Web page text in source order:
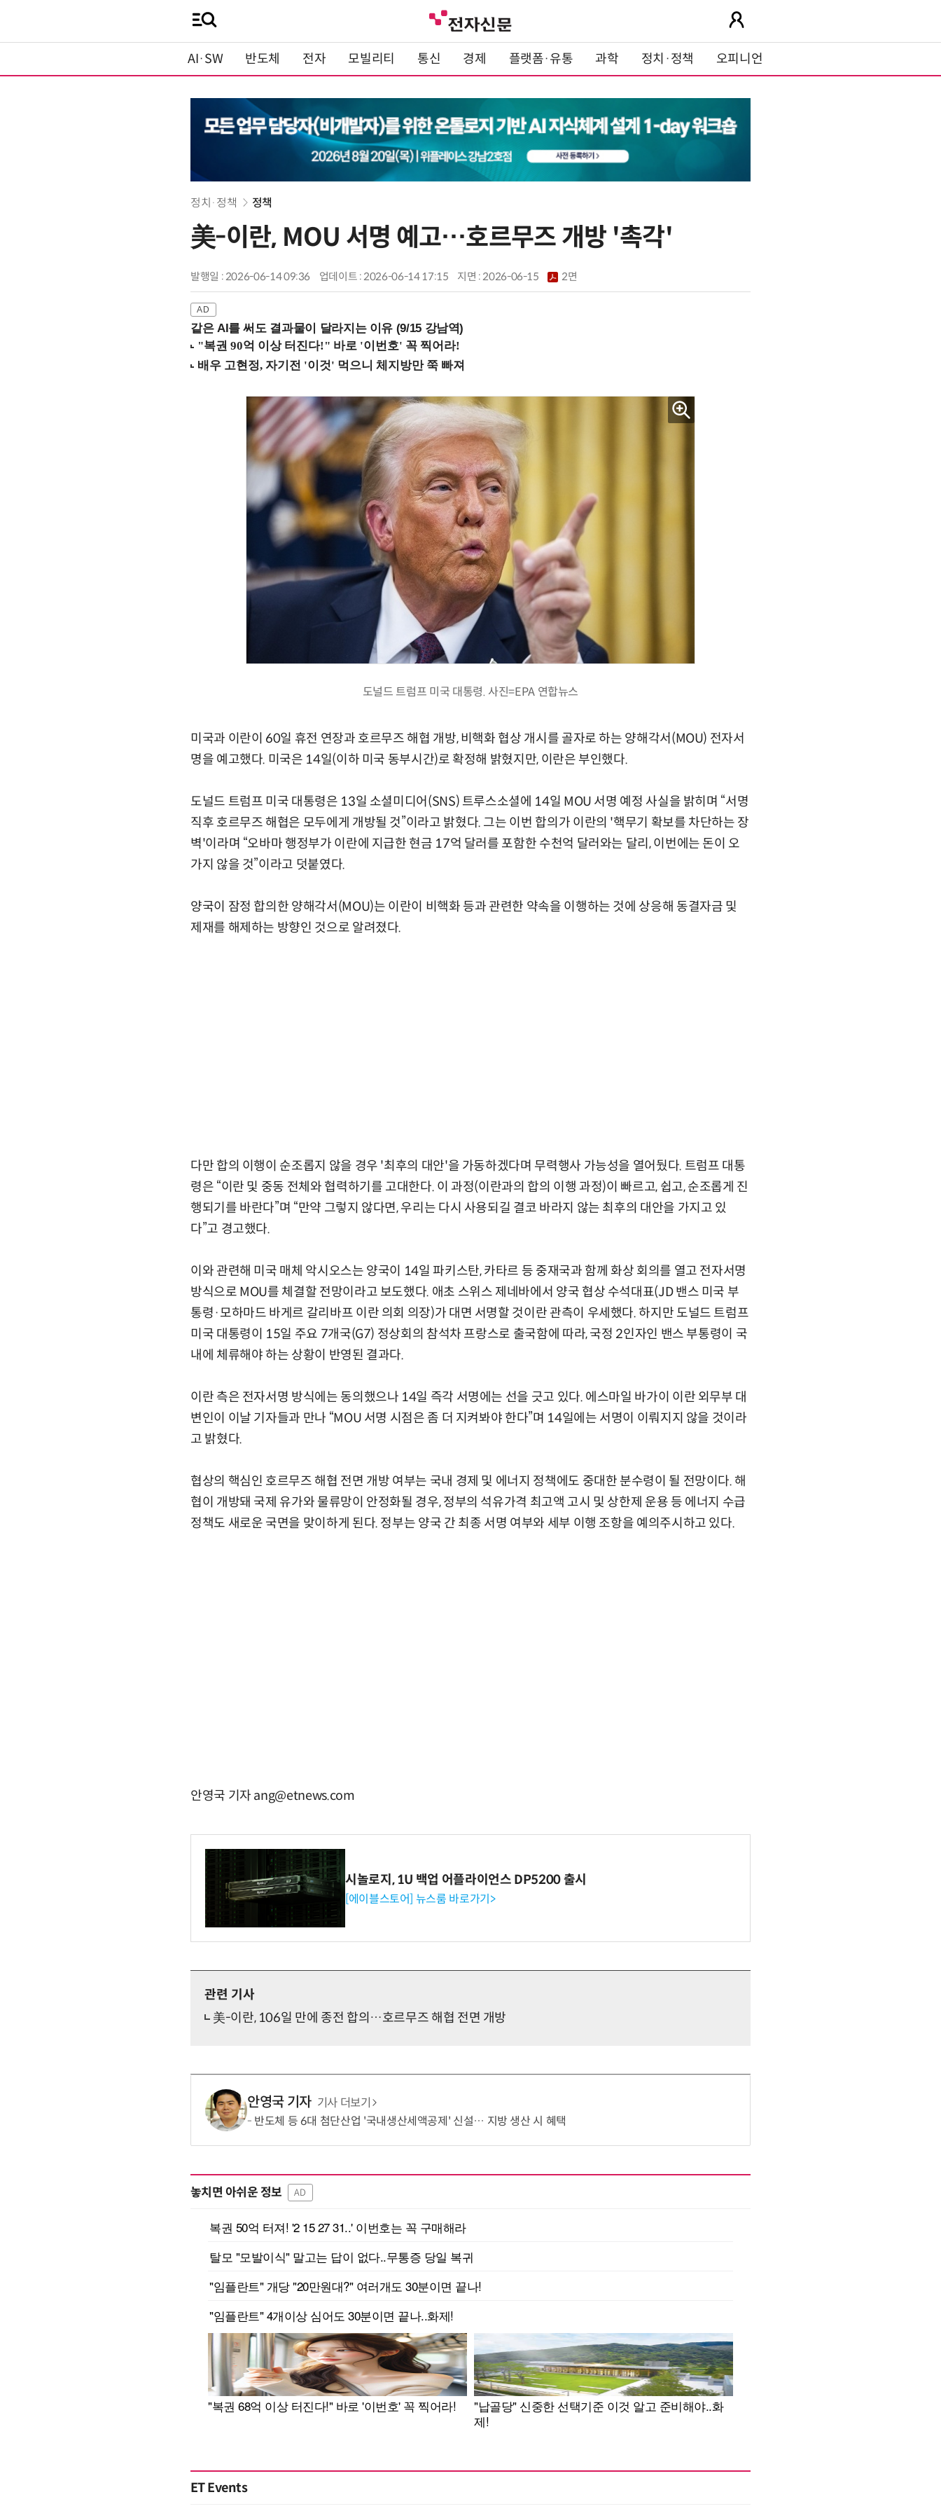
AI·SW 반도체 전자 모빌리티 통신 경제 플랫폼·유통 과학 정치·정책 오피니언
정치·정책 정책
美-이란, MOU 서명 예고…호르무즈 개방 '촉각'
발행일 : 2026-06-14 09:36 업데이트 : 2026-06-14 17:15 지면 :2026-06-15 2면
같은 AI를 써도 결과물이 달라지는 이유 (9/15 강남역)
도널드 트럼프 미국 대통령. 사진=EPA 연합뉴스
미국과 이란이 60일 휴전 연장과 호르무즈 해협 개방, 비핵화 협상 개시를 골자로 하는 양해각서(MOU) 전자서
명을 예고했다. 미국은 14일(이하 미국 동부시간)로 확정해 밝혔지만, 이란은 부인했다.
도널드 트럼프 미국 대통령은 13일 소셜미디어(SNS) 트루스소셜에 14일 MOU 서명 예정 사실을 밝히며 “서명
직후 호르무즈 해협은 모두에게 개방될 것”이라고 밝혔다. 그는 이번 합의가 이란의 '핵무기 확보를 차단하는 장
벽'이라며 “오바마 행정부가 이란에 지급한 현금 17억 달러를 포함한 수천억 달러와는 달리, 이번에는 돈이 오
가지 않을 것”이라고 덧붙였다.
양국이 잠정 합의한 양해각서(MOU)는 이란이 비핵화 등과 관련한 약속을 이행하는 것에 상응해 동결자금 및
제재를 해제하는 방향인 것으로 알려졌다.
다만 합의 이행이 순조롭지 않을 경우 '최후의 대안'을 가동하겠다며 무력행사 가능성을 열어뒀다. 트럼프 대통
령은 “이란 및 중동 전체와 협력하기를 고대한다. 이 과정(이란과의 합의 이행 과정)이 빠르고, 쉽고, 순조롭게 진
행되기를 바란다”며 “만약 그렇지 않다면, 우리는 다시 사용되길 결코 바라지 않는 최후의 대안을 가지고 있
다”고 경고했다.
이와 관련해 미국 매체 악시오스는 양국이 14일 파키스탄, 카타르 등 중재국과 함께 화상 회의를 열고 전자서명
방식으로 MOU를 체결할 전망이라고 보도했다. 애초 스위스 제네바에서 양국 협상 수석대표(JD 밴스 미국 부
통령·모하마드 바게르 갈리바프 이란 의회 의장)가 대면 서명할 것이란 관측이 우세했다. 하지만 도널드 트럼프
미국 대통령이 15일 주요 7개국(G7) 정상회의 참석차 프랑스로 출국함에 따라, 국정 2인자인 밴스 부통령이 국
내에 체류해야 하는 상황이 반영된 결과다.
이란 측은 전자서명 방식에는 동의했으나 14일 즉각 서명에는 선을 긋고 있다. 에스마일 바가이 이란 외무부 대
변인이 이날 기자들과 만나 “MOU 서명 시점은 좀 더 지켜봐야 한다”며 14일에는 서명이 이뤄지지 않을 것이라
고 밝혔다.
협상의 핵심인 호르무즈 해협 전면 개방 여부는 국내 경제 및 에너지 정책에도 중대한 분수령이 될 전망이다. 해
협이 개방돼 국제 유가와 물류망이 안정화될 경우, 정부의 석유가격 최고액 고시 및 상한제 운용 등 에너지 수급
정책도 새로운 국면을 맞이하게 된다. 정부는 양국 간 최종 서명 여부와 세부 이행 조항을 예의주시하고 있다.
안영국 기자 ang@etnews.com
시놀로지, 1U 백업 어플라이언스 DP5200 출시
[에이블스토어] 뉴스룸 바로가기>
관련 기사
美-이란, 106일 만에 종전 합의…호르무즈 해협 전면 개방
안영국 기자 기사 더보기
반도체 등 6대 첨단산업 '국내생산세액공제' 신설… 지방 생산 시 혜택
놓치면 아쉬운 정보 AD
ET Events